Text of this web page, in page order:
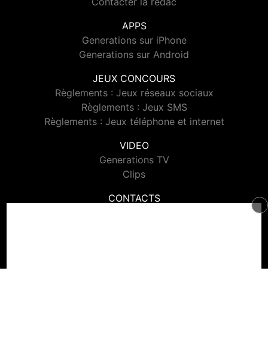
APPS
Generations sur iPhone
Generations sur Android
JEUX CONCOURS
Règlements : Jeux réseaux sociaux
Règlements : Jeux SMS
Règlements : Jeux téléphone et internet
VIDEO
Generations TV
Clips
CONTACTS